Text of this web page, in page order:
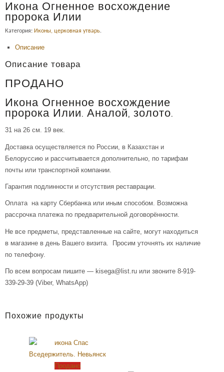
Икона Огненное восхождение
пророка Илии
Категория: Иконы, церковная утварь.
Описание
Описание товара
ПРОДАНО
Икона Огненное восхождение
пророка Илии. Аналой, золото.
31 на 26 см. 19 век.
Доставка осуществляется по России, в Казахстан и
Белоруссию и рассчитывается дополнительно, по тарифам
почты или транспортной компании.
Гарантия подлинности и отсутствия реставрации.
Оплата на карту Сбербанка или иным способом. Возможна
рассрочка платежа по предварительной договорённости.
Не все предметы, представленные на сайте, могут находиться
в магазине в день Вашего визита. Просим уточнять их наличие
по телефону.
По всем вопросам пишите — kisega@list.ru или звоните 8-919-
339-29-39 (Viber, WhatsApp)
Похожие продукты
Продано